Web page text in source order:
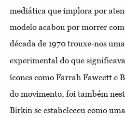
mediática que implora por
modelo acabou por morrer
década de 1970 trouxe-nos
experimental do que
ícones como Farrah Fawcett e
do movimento, foi também
Birkin se estabeleceu como